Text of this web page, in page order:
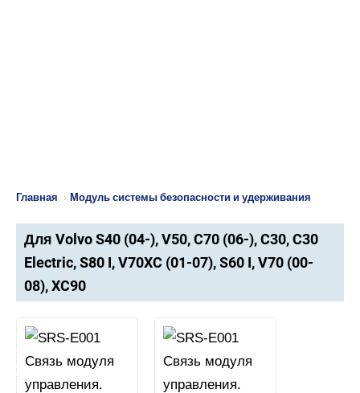
Главная › Модуль системы безопасности и удерживания
Для Volvo S40 (04-), V50, C70 (06-), C30, C30
Electric, S80 I, V70XC (01-07), S60 I, V70 (00-
08), XC90